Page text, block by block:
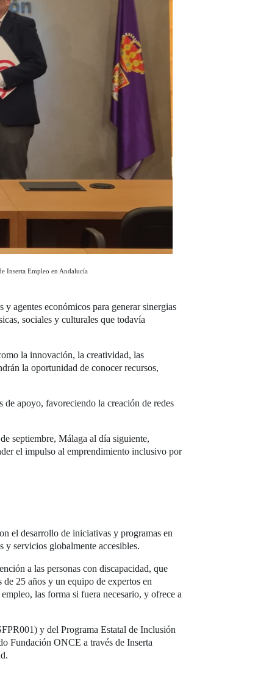
Inserta Empleo en Andalucía
agentes económicos para generar sinergias
sociales y culturales que todavía
la innovación, la creatividad, las
la oportunidad de conocer recursos,
de apoyo, favoreciendo la creación de redes
septiembre, Málaga al día siguiente,
el impulso al emprendimiento inclusivo por
el desarrollo de iniciativas y programas en
servicios globalmente accesibles.
a las personas con discapacidad, que
25 años y un equipo de expertos en
las forma si fuera necesario, y ofrece a
y del Programa Estatal de Inclusión
Fundación ONCE a través de Inserta